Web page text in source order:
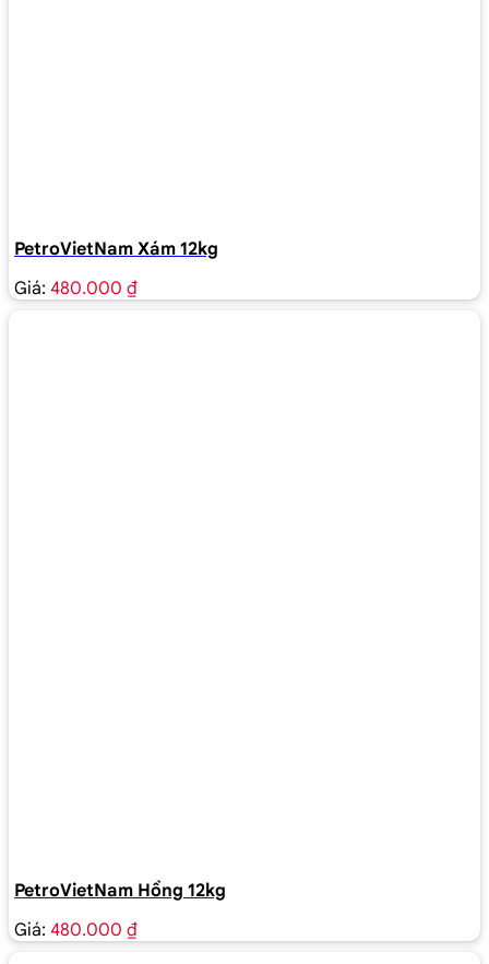
PetroVietNam Xám 12kg
Giá: 480.000 ₫
PetroVietNam Hồng 12kg
Giá: 480.000 ₫